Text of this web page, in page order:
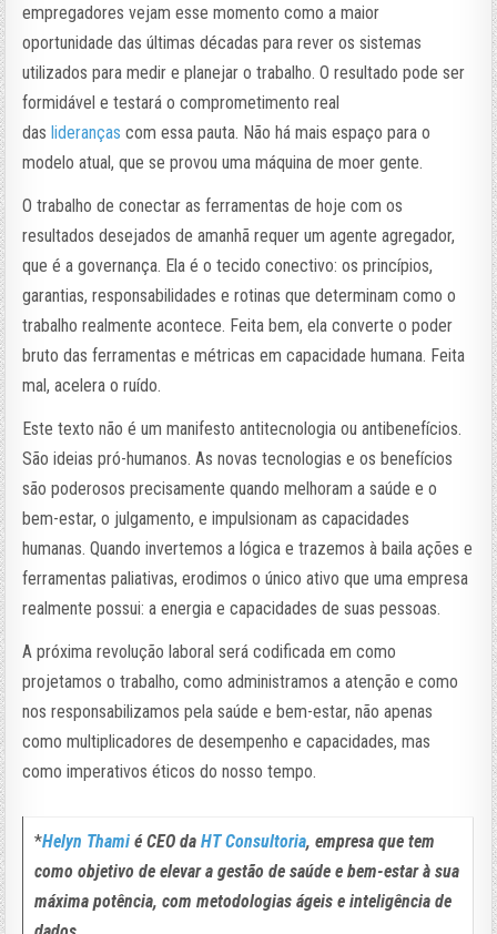
empregadores vejam esse momento como a maior
oportunidade das últimas décadas para rever os sistemas
utilizados para medir e planejar o trabalho. O resultado pode ser
formidável e testará o comprometimento real
daslideranças com essa pauta. Não há mais espaço para o
modelo atual, que se provou uma máquina de moer gente.
O trabalho de conectar as ferramentas de hoje com os
resultados desejados de amanhã requer um agente agregador,
que é a governança. Ela é o tecido conectivo: os princípios,
garantias, responsabilidades e rotinas que determinam como o
trabalho realmente acontece. Feita bem, ela converte o poder
bruto das ferramentas e métricas em capacidade humana. Feita
mal, acelera o ruído.
Este texto não é um manifesto antitecnologia ou antibenefícios.
São ideias pró-humanos. As novas tecnologias e os benefícios
são poderosos precisamente quando melhoram a saúde e o
bem-estar, o julgamento, e impulsionam as capacidades
humanas. Quando invertemos a lógica e trazemos à baila ações e
ferramentas paliativas, erodimos o único ativo que uma empresa
realmente possui: a energia e capacidades de suas pessoas.
A próxima revolução laboral será codificada em como
projetamos o trabalho, como administramos a atenção e como
nos responsabilizamos pela saúde e bem-estar, não apenas
como multiplicadores de desempenho e capacidades, mas
como imperativos éticos do nosso tempo.
*Helyn Thami é CEO daHT Consultoria, empresa que tem
como objetivo de elevar a gestão de saúde e bem-estar à sua
máxima potência, com metodologias ágeis e inteligência de